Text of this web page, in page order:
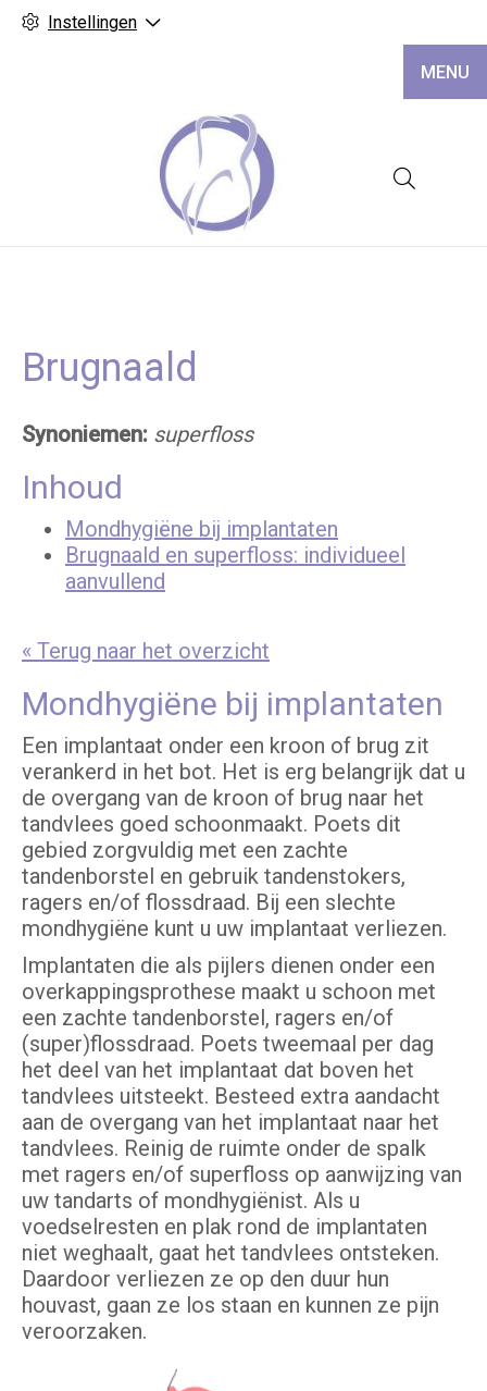
Instellingen
MENU
Brugnaald
Synoniemen: superfloss
Inhoud
Mondhygiëne bij implantaten
Brugnaald en superfloss: individueel
aanvullend
« Terug naar het overzicht
Mondhygiëne bij implantaten
Een implantaat onder een kroon of brug zit
verankerd in het bot. Het is erg belangrijk dat u
de overgang van de kroon of brug naar het
tandvlees goed schoonmaakt. Poets dit
gebied zorgvuldig met een zachte
tandenborstel en gebruik tandenstokers,
ragers en/of flossdraad. Bij een slechte
mondhygiëne kunt u uw implantaat verliezen.
Implantaten die als pijlers dienen onder een
overkappingsprothese maakt u schoon met
een zachte tandenborstel, ragers en/of
(super)flossdraad. Poets tweemaal per dag
het deel van het implantaat dat boven het
tandvlees uitsteekt. Besteed extra aandacht
aan de overgang van het implantaat naar het
tandvlees. Reinig de ruimte onder de spalk
met ragers en/of superfloss op aanwijzing van
uw tandarts of mondhygiënist. Als u
voedselresten en plak rond de implantaten
niet weghaalt, gaat het tandvlees ontsteken.
Daardoor verliezen ze op den duur hun
houvast, gaan ze los staan en kunnen ze pijn
veroorzaken.